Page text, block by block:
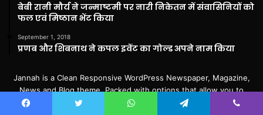
बेबी रानी मौर्य ने जन्माष्टमी पर नारी निकेतन में संवासिनियों को
फल एवं मिष्ठान भेंट किया
September 1, 2018
प्रणब और शिबनाथ ने कपल इवेंट का गोल्ड अपने नाम किया
Jannah is a Clean Responsive WordPress Newspaper, Magazine,
News and Blog theme. Packed with options that allow you to
completely customize your website to your needs.